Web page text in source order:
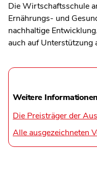
Die Wirtschaftsschule
Ernährungs- und
nachhaltige
auch auf Unterstützung
Weitere Informationen
Die Preisträger der
Alle ausgezeichneten